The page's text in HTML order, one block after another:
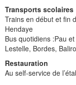
Transports scolaires
Trains en début et fin
Hendaye
Bus quotidiens :Pau
Lestelle, Bordes,
Restauration
Au self-service de